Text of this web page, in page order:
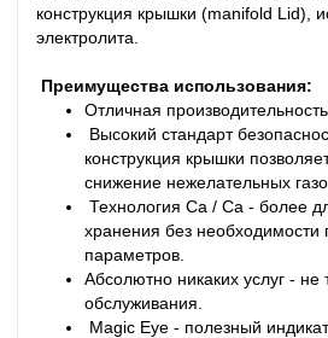
конструкция крышки (manifold Lid),
электролита.
Преимущества использования:
Отличная производительность
Высокий стандарт
конструкция крышки
снижение нежелательных
Технология Ca / Ca - более
хранения без необходимости
параметров.
Абсолютно никаких услуг - не
обслуживания.
Magic Eye - полезный